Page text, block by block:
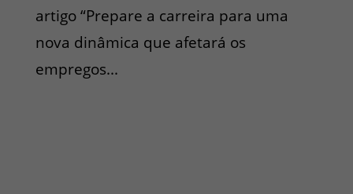
artigo “Prepare a carreira para uma
nova dinâmica que afetará os
empregos...